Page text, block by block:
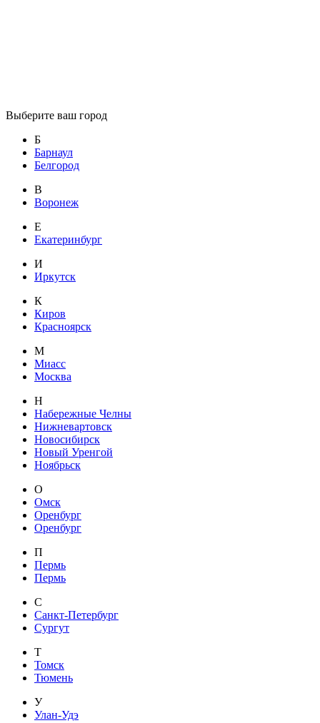
Выберите ваш город
Б
Барнаул
Белгород
В
Воронеж
Е
Екатеринбург
И
Иркутск
К
Киров
Красноярск
М
Миасс
Москва
Н
Набережные Челны
Нижневартовск
Новосибирск
Новый Уренгой
Ноябрьск
О
Омск
Оренбург
Оренбург
П
Пермь
Пермь
С
Санкт-Петербург
Сургут
Т
Томск
Тюмень
У
Улан-Удэ